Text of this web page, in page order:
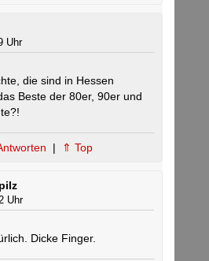
Uhr
die sind in Hessen
Beste der 80er, 90er und
| ⇑ Top
Uhr
Dicke Finger.